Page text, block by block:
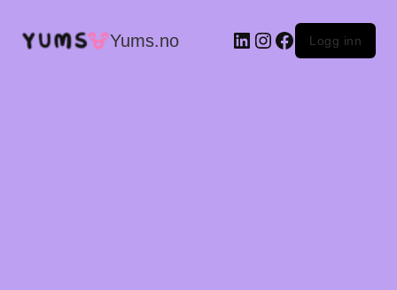
Yums.no LinkedIn
Instagram
Facebook
Logg inn